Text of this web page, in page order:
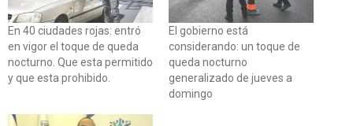
En 40 ciudades rojas: entró
en vigor el toque de queda
nocturno. Que esta permitido
y que esta prohibido.
El gobierno está
considerando: un toque de
queda nocturno
generalizado de jueves a
domingo